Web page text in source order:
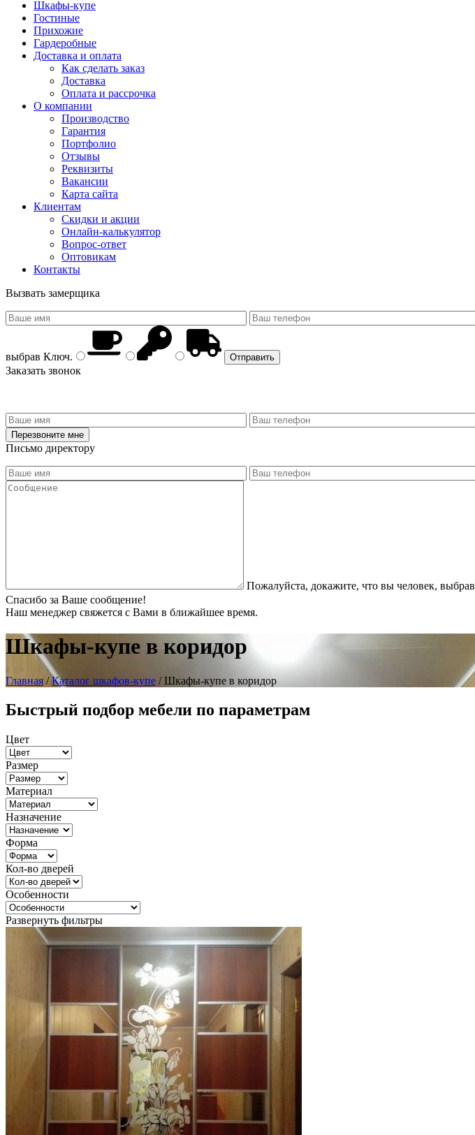
Шкафы-купе
Гостиные
Прихожие
Гардеробные
Доставка и оплата
Как сделать заказ
Доставка
Оплата и рассрочка
О компании
Производство
Гарантия
Портфолио
Отзывы
Реквизиты
Вакансии
Карта сайта
Клиентам
Скидки и акции
Онлайн-калькулятор
Вопрос-ответ
Оптовикам
Контакты
Вызвать замерщика
выбрав Ключ.
Заказать звонок
Письмо директору
Пожалуйста, докажите, что вы человек, выбрав
Спасибо за Ваше сообщение!
Наш менеджер свяжется с Вами в ближайшее время.
Шкафы-купе в коридор
Главная /Каталог шкафов-купе / Шкафы-купе в коридор
Быстрый подбор мебели по параметрам
Цвет
Размер
Материал
Назначение
Форма
Кол-во дверей
Особенности
Развернуть фильтры